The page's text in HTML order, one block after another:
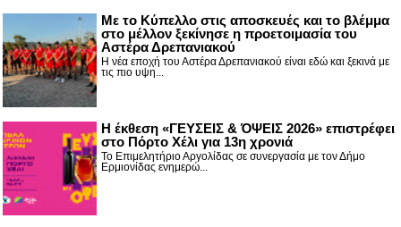
Με το Κύπελλο στις αποσκευές και το βλέμμα
στο μέλλον ξεκίνησε η προετοιμασία του
Αστέρα Δρεπανιακού
Η νέα εποχή του Αστέρα Δρεπανιακού είναι εδώ και ξεκινά με
τις πιο υψη...
Η έκθεση «ΓΕΥΣΕΙΣ & ΌΨΕΙΣ 2026» επιστρέφει
στο Πόρτο Χέλι για 13η χρονιά
Το Επιμελητήριο Αργολίδας σε συνεργασία με τον Δήμο
Ερμιονίδας ενημερώ...